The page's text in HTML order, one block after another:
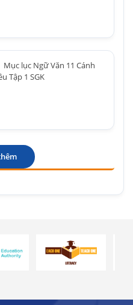
Mục lục Ngữ Văn 11 Cánh
Tập 1 SGK